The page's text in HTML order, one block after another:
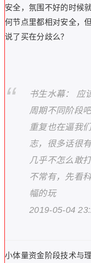
安全，氛围不好的时候
何节点里都相对安全，
说了买在分歧么？
书生水幕： 应
周期不同阶段
重复也在逼我
志，很多话很
几乎不怎么敢
不常有，先看
幅的玩
2019-05-04
小体量资金阶段技术与